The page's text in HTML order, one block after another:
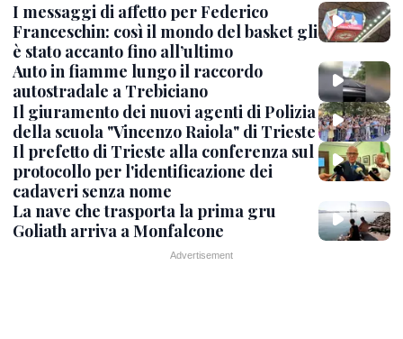
I messaggi di affetto per Federico
Franceschin: così il mondo del basket gli
è stato accanto fino all’ultimo
Auto in fiamme lungo il raccordo
autostradale a Trebiciano
Il giuramento dei nuovi agenti di Polizia
della scuola "Vincenzo Raiola" di Trieste
Il prefetto di Trieste alla conferenza sul
protocollo per l'identificazione dei
cadaveri senza nome
La nave che trasporta la prima gru
Goliath arriva a Monfalcone